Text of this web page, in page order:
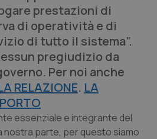
prestazioni di
di operatività e di
di tutto il sistema”.
pregiudizio da
Per noi anche
RELAZIONE. LA
essenziale e integrante del
nostra parte, per questo siamo